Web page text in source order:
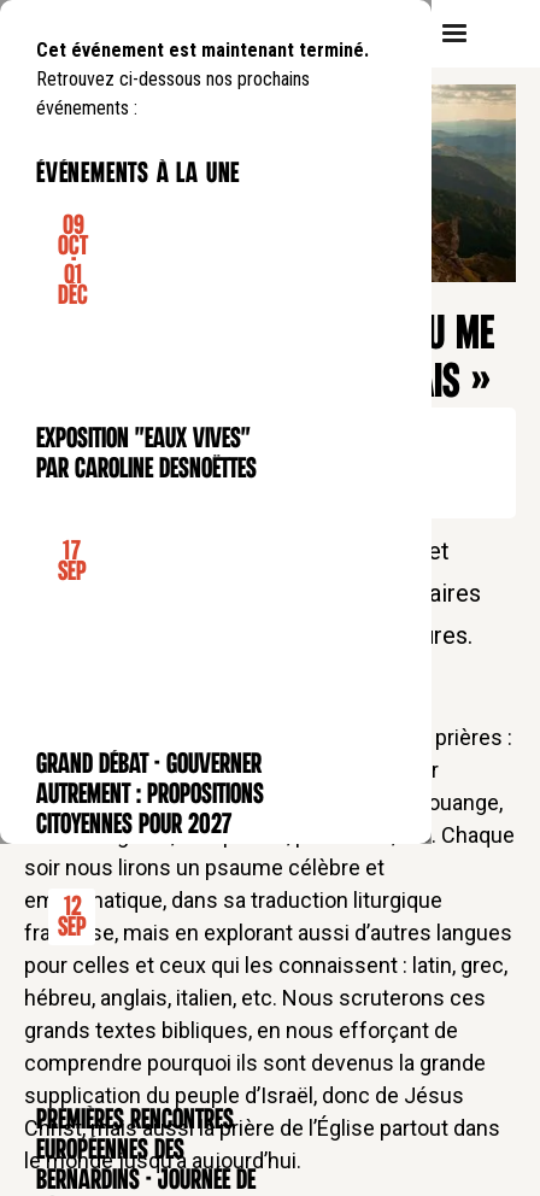
Cet événement est maintenant terminé.
Retrouvez ci-dessous nos prochains
événements :
événements à la une
EXPOSITION
09
Oct
-
01
Déc
Exposition "Eaux Vives"
par Caroline Desnoëttes
CONFÉRENCE
17
Sep
GRAND DÉBAT - Gouverner
autrement : propositions
citoyennes pour 2027
CONFÉRENCE
12
Sep
Premières rencontres
européennes des
Bernardins - Journée de
CONFÉRENCE
LECTURE DU PSAUME 138 « TU ME
SCRUTES, SEIGNEUR, ET TU SAIS »
Mercredi22
.
01de19:30à 19:30
Tarif normal : 10 euros
Rejoignez-nous pour lire les psaumes et
découvrir comment ces prières millénaires
ont su traverser les siècles et les cultures.
Au cœur de la Bible se trouve un recueil de prières :
le livre du psautier, 150 prières rédigées sur
plusieurs siècles et aux styles multiples : louange,
action de grâce, complainte, pénitence, etc. Chaque
soir nous lirons un psaume célèbre et
emblématique, dans sa traduction liturgique
française, mais en explorant aussi d’autres langues
pour celles et ceux qui les connaissent : latin, grec,
hébreu, anglais, italien, etc. Nous scruterons ces
grands textes bibliques, en nous efforçant de
comprendre pourquoi ils sont devenus la grande
supplication du peuple d’Israël, donc de Jésus
Christ, mais aussi la prière de l’Église partout dans
le monde jusqu’à aujourd’hui.